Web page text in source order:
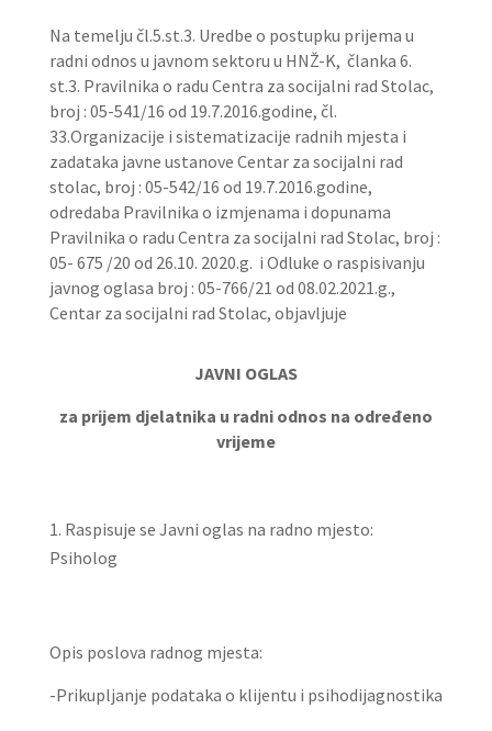
Na temelju čl.5.st.3. Uredbe o postupku prijema u
radni odnos u javnom sektoru u HNŽ-K, članka 6.
st.3. Pravilnika o radu Centra za socijalni rad Stolac,
broj : 05-541/16 od 19.7.2016.godine, čl.
33.Organizacije i sistematizacije radnih mjesta i
zadataka javne ustanove Centar za socijalni rad
stolac, broj : 05-542/16 od 19.7.2016.godine,
odredaba Pravilnika o izmjenama i dopunama
Pravilnika o radu Centra za socijalni rad Stolac, broj :
05- 675 /20 od 26.10. 2020.g. i Odluke o raspisivanju
javnog oglasa broj : 05-766/21 od 08.02.2021.g.,
Centar za socijalni rad Stolac, objavljuje
JAVNI OGLAS
za prijem djelatnika u radni odnos na određeno
vrijeme
Raspisuje se Javni oglas na radno mjesto:
Psiholog
Opis poslova radnog mjesta:
-Prikupljanje podataka o klijentu i psihodijagnostika